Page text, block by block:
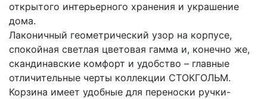
открытого интерьерного хранения и украшение
дома.
Лаконичный геометрический узор на корпусе,
спокойная светлая цветовая гамма и, конечно же,
скандинавские комфорт и удобство – главные
отличительные черты коллекции СТОКГОЛЬМ.
Корзина имеет удобные для переноски ручки-